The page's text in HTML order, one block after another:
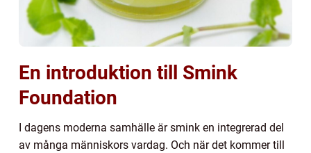
En introduktion till Smink
Foundation
I dagens moderna samhälle är smink en integrerad del
av många människors vardag. Och när det kommer till